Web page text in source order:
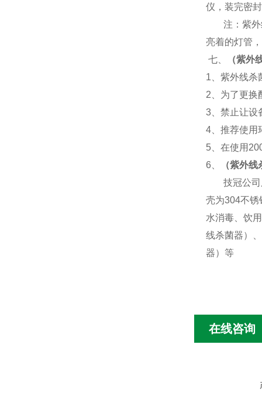
仪，装完密
注：紫
亮着的灯管
七、
（紫外
1 、紫外线
2 、为了更
3、禁止让设
4、推荐使用
5、在使用
6
（紫外
技冠公
壳为304不锈
水消毒、饮
线杀菌器）
器）等
在线咨询